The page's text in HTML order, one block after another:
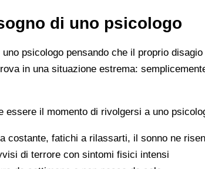
di uno psicologo
psicologo pensando che il proprio
in una situazione estrema:
essere il momento di rivolgersi a uno
costante, fatichi a rilassarti, il sonno ne
di terrore con sintomi fisici intensi